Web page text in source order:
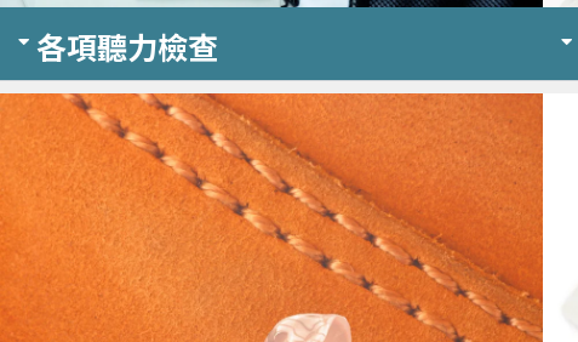
各項聽力檢查